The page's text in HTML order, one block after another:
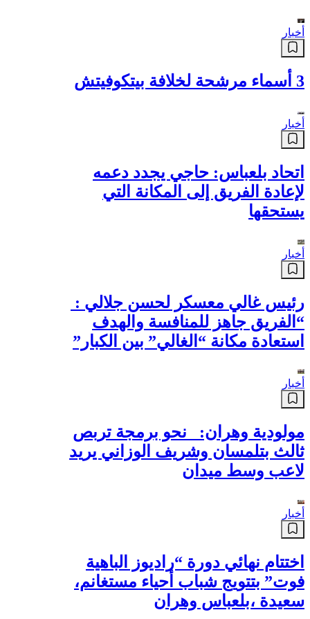
3 أسماء مرشحة لخلافة بيتكوفيتش
أخبار
اتحاد بلعباس: حاجي يجدد دعمه
لإعادة الفريق إلى المكانة التي
أخبار
رئيس غالي معسكر لحسن جلالي :
“الفريق جاهز للمنافسة والهدف